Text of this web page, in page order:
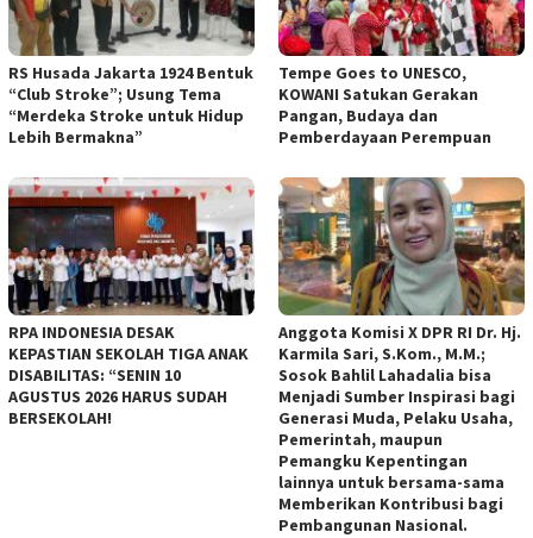
RS Husada Jakarta 1924 Bentuk
“Club Stroke”; Usung Tema
“Merdeka Stroke untuk Hidup
Lebih Bermakna”
Tempe Goes to UNESCO,
KOWANI Satukan Gerakan
Pangan, Budaya dan
Pemberdayaan Perempuan
RPA INDONESIA DESAK
KEPASTIAN SEKOLAH TIGA ANAK
DISABILITAS: “SENIN 10
AGUSTUS 2026 HARUS SUDAH
BERSEKOLAH!
Anggota Komisi X DPR RI Dr. Hj.
Karmila Sari, S.Kom., M.M.;
Sosok Bahlil Lahadalia bisa
Menjadi Sumber Inspirasi bagi
Generasi Muda, Pelaku Usaha,
Pemerintah, maupun
Pemangku Kepentingan
lainnya untuk bersama-sama
Memberikan Kontribusi bagi
Pembangunan Nasional.